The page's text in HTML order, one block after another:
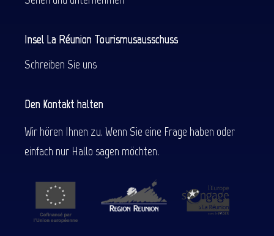
Insel La Réunion Tourismusausschuss
Schreiben Sie uns
Den Kontakt halten
Wir hören Ihnen zu. Wenn Sie eine Frage haben oder
einfach nur Hallo sagen möchten.